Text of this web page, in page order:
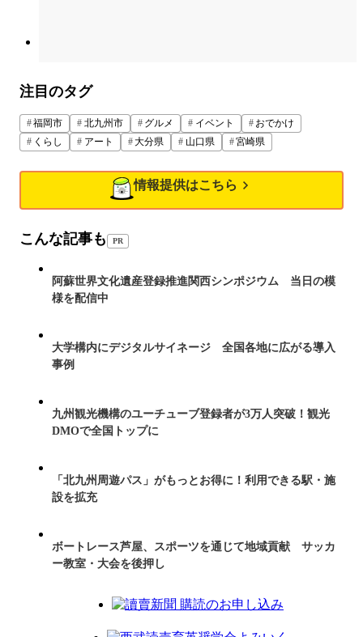
注目のタグ
福岡市 北九州市 グルメ イベント
おでかけ
くらし
アート 大分県 山口県 宮崎県
情報提供はこちら
こんな記事も PR
阿蘇世界文化遺産登録推進関西シンポジウム 当日の模
様を配信中
大学構内にデジタルサイネージ 全国各地に広がる導入
事例
九州観光機構のユーチューブ登録者が3万人突破！観光
DMOで全国トップに
「北九州周遊パス」がもっとお得に！利用できる駅・施
設を拡充
ボートレース芦屋、スポーツを通じて地域貢献 サッカ
ー教室・大会を後押し